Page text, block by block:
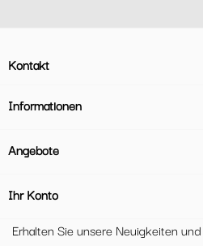
Kontakt
Informationen
Angebote
Ihr Konto
Erhalten Sie unsere Neuigkeiten